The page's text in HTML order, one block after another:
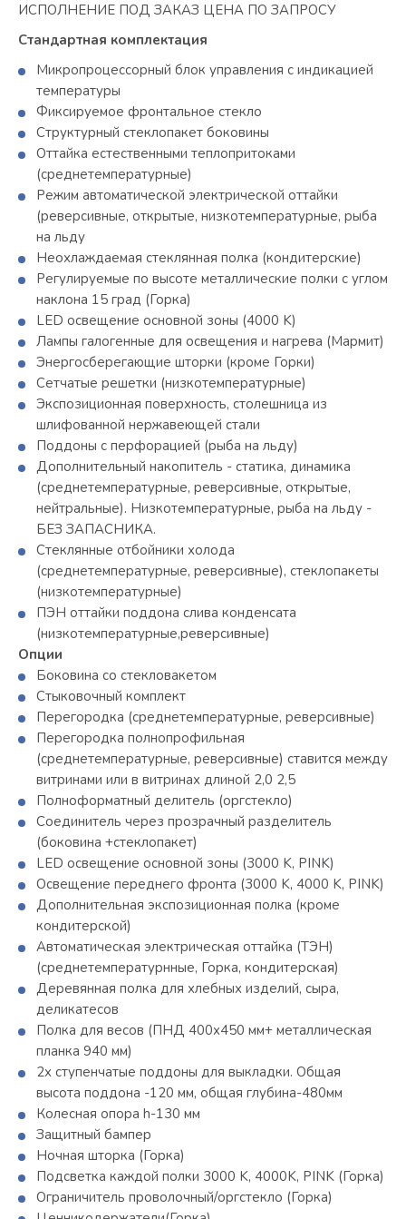
ИСПОЛНЕНИЕ ПОД ЗАКАЗ ЦЕНА ПО ЗАПРОСУ
Стандартная комплектация
Микропроцессорный блок управления с индикацией
температуры
Фиксируемое фронтальное стекло
Структурный стеклопакет боковины
Оттайка естественными теплопритоками
(среднетемпературные)
Режим автоматической электрической оттайки
(реверсивные, открытые, низкотемпературные, рыба
на льду
Неохлаждаемая стеклянная полка (кондитерские)
Регулируемые по высоте металлические полки с углом
наклона 15 град (Горка)
LED освещение основной зоны (4000 K)
Лампы галогенные для освещения и нагрева (Мармит)
Энергосберегающие шторки (кроме Горки)
Сетчатые решетки (низкотемпературные)
Экспозиционная поверхность, столешница из
шлифованной нержавеющей стали
Поддоны с перфорацией (рыба на льду)
Дополнительный накопитель - статика, динамика
(среднетемпературные, реверсивные, открытые,
нейтральные). Низкотемпературные, рыба на льду -
БЕЗ ЗАПАСНИКА.
Стеклянные отбойники холода
(среднетемпературные, реверсивные), стеклопакеты
(низкотемпературные)
ПЭН оттайки поддона слива конденсата
(низкотемпературные,реверсивные)
Опции
Боковина со стекловакетом
Стыковочный комплект
Перегородка (среднетемпературные, реверсивные)
Перегородка полнопрофильная
(среднетемпературные, реверсивные) ставится между
витринами или в витринах длиной 2,0 2,5
Полноформатный делитель (оргстекло)
Соединитель через прозрачный разделитель
(боковина +стеклопакет)
LED освещение основной зоны (3000 K, PINK)
Освещение переднего фронта (3000 K, 4000 K, PINK)
Дополнительная экспозиционная полка (кроме
кондитерской)
Автоматическая электрическая оттайка (ТЭН)
(среднетемпературнные, Горка, кондитерская)
Деревянная полка для хлебных изделий, сыра,
деликатесов
Полка для весов (ПНД 400х450 мм+ металлическая
планка 940 мм)
2х ступенчатые поддоны для выкладки. Общая
высота поддона -120 мм, общая глубина-480мм
Колесная опора h-130 мм
Защитный бампер
Ночная шторка (Горка)
Подсветка каждой полки 3000 K, 4000K, PINK (Горка)
Ограничитель проволочный/оргстекло (Горка)